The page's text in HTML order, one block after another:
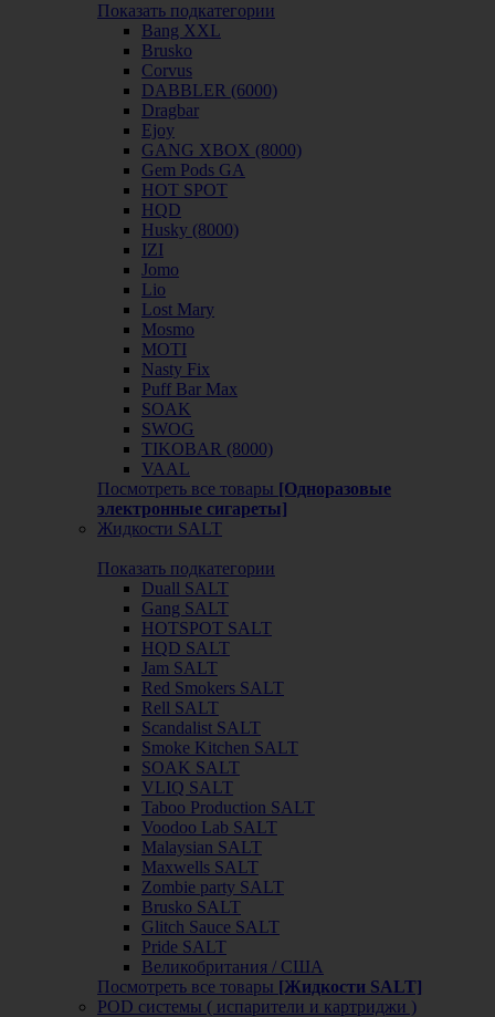
Показать подкатегории
Bang XXL
Brusko
Corvus
DABBLER (6000)
Dragbar
Ejoy
GANG XBOX (8000)
Gem Pods GA
HOT SPOT
HQD
Husky (8000)
IZI
Jomo
Lio
Lost Mary
Mosmo
MOTI
Nasty Fix
Puff Bar Max
SOAK
SWOG
TIKOBAR (8000)
VAAL
Посмотреть все товары [Одноразовые
электронные сигареты]
Жидкости SALT
Показать подкатегории
Duall SALT
Gang SALT
HOTSPOT SALT
HQD SALT
Jam SALT
Red Smokers SALT
Rell SALT
Scandalist SALT
Smoke Kitchen SALT
SOAK SALT
VLIQ SALT
Taboo Production SALT
Voodoo Lab SALT
Malaysian SALT
Maxwells SALT
Zombie party SALT
Brusko SALT
Glitch Sauce SALT
Pride SALT
Великобритания / США
Посмотреть все товары [Жидкости SALT]
POD системы ( испарители и картриджи )